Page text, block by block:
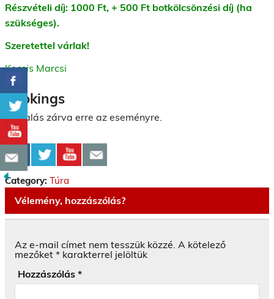
Részvételi díj: 1000 Ft, + 500 Ft botkölcsönzési díj (ha
szükséges).
Szeretettel várlak!
Kocsis Marcsi
Bookings
Foglalás zárva erre az eseményre.
Category: Túra
Vélemény, hozzászólás?
Az e-mail címet nem tesszük közzé. A kötelező
mezőket * karakterrel jelöltük
Hozzászólás *